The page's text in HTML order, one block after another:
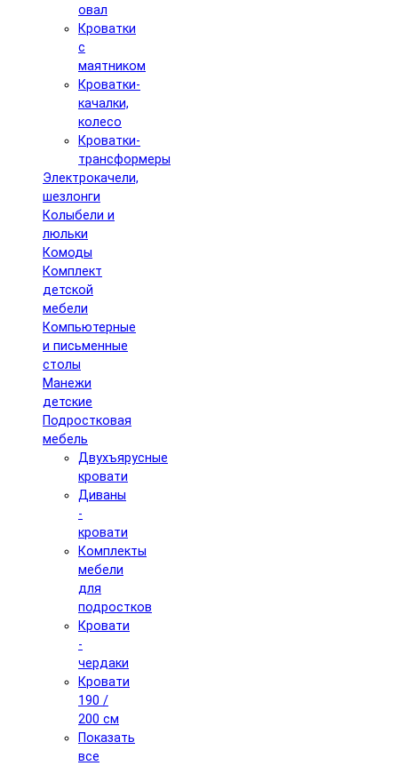
овал
Кроватки
с
маятником
Кроватки-
качалки,
колесо
Кроватки-
трансформеры
Электрокачели,
шезлонги
Колыбели и
люльки
Комоды
Комплект
детской
мебели
Компьютерные
и письменные
столы
Манежи
детские
Подростковая
мебель
Двухъярусные
кровати
Диваны
-
кровати
Комплекты
мебели
для
подростков
Кровати
-
чердаки
Кровати
190 /
200 см
Показать
все